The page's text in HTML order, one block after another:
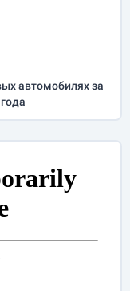
автомобилях за